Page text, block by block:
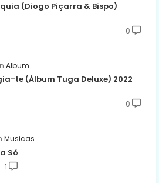
(Diogo Piçarra & Bispo)
0
Album
te (Álbum Tuga Deluxe) 2022
0
Musicas
Só
1